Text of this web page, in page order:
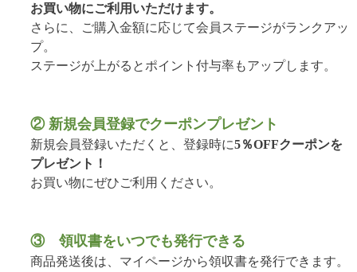
お買い物にご利用いただけます。
さらに、ご購入金額に応じて会員ステージがランクアッ
プ。
ステージが上がるとポイント付与率もアップします。
② 新規会員登録でクーポンプレゼント
新規会員登録いただくと、登録時に5％OFFクーポンを
プレゼント！
お買い物にぜひご利用ください。
③ 領収書をいつでも発行できる
商品発送後は、マイページから領収書を発行できます。